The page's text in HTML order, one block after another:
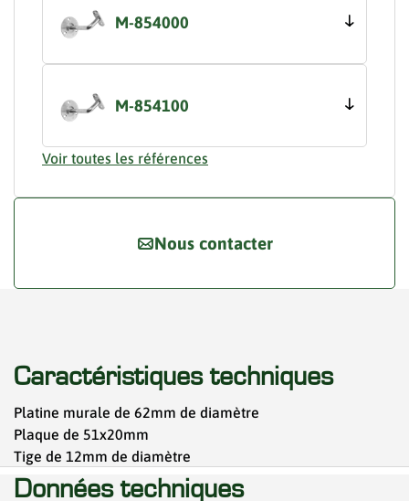
M-854000
M-854100
Voir toutes les références
Nous contacter
Caractéristiques techniques
Platine murale de 62mm de diamètre
Plaque de 51x20mm
Tige de 12mm de diamètre
Données techniques